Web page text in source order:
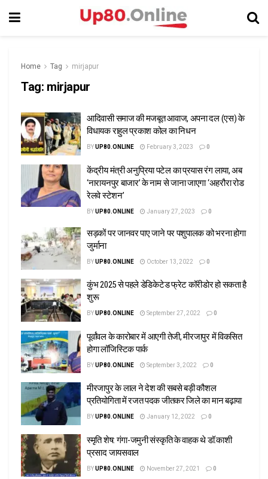
Home Tag mirjapur
Tag: mirjapur
आदिवासी समाज की मजबूत आवाज, अपना दल (एस) के
विधायक राहुल प्रकाश कोल का निधन
BYUP80.ONLINE February 3, 2023 0
केंद्रीय मंत्री अनुप्रिया पटेल का प्रयास रंग लाया, अब
‘नारायनपुर बाजार’ के नाम से जाना जाएगा ‘अहरौरा रोड
रेलवे स्टेशन’
BYUP80.ONLINE January 27, 2023 0
सड़कों पर जानवर पाए जाने पर पशुपालक को भरना होगा
जुर्माना
BYUP80.ONLINE October 13, 2022 0
कुंभ 2025 से पहले डेडिकेटेड फ्रेट कॉरीडोर हो सकता है
शुरू
BYUP80.ONLINE September 27, 2022 0
पूर्वांवल के कारोबार में आएगी तेजी, मीरजापुर में विकसित
होगा लॉजिस्टिक पार्क
BYUP80.ONLINE September 3, 2022 0
मीरजापुर के लाल ने देश की सबसे बड़ी कौशल
प्रतियोगिता में रजत पदक जीतकर जिले का मान बढ़ाया
BYUP80.ONLINE January 12, 2022 0
स्मृति शेष: गंगा-जमुनी संस्कृति के वाहक थे डॉ.काशी
प्रसाद जायसवाल
BYUP80.ONLINE November 27, 2021 0